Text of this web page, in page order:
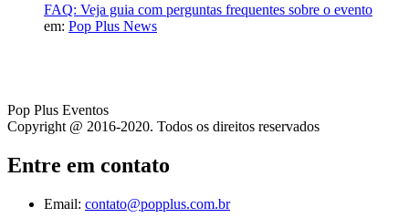
FAQ: Veja guia com perguntas frequentes sobre o evento
em: Pop Plus News
Pop Plus Eventos
Copyright @ 2016-2020. Todos os direitos reservados
Entre em contato
Email: contato@popplus.com.br